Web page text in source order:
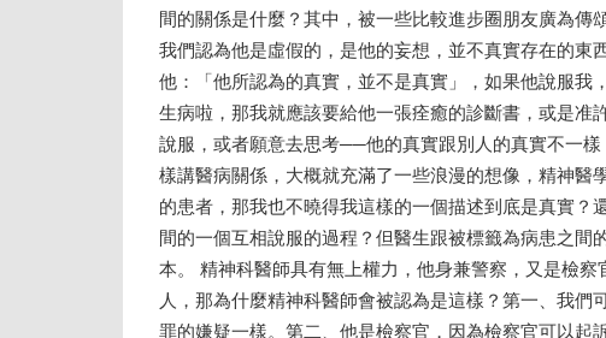
間的關係是什麼？其中，被一些比較進步圈朋友廣為傳
我們認為他是虛假的，是他的妄想，並不真實存在的
他：「他所認為的真實，並不是真實」，如果他說服
生病啦，那我就應該要給他一張痊癒的診斷書，或是
說服，或者願意去思考──他的真實跟別人的真實不一
樣講醫病關係，大概就充滿了一些浪漫的想像，精神
的患者，那我也不曉得我這樣的一個描述到底是真實
間的一個互相說服的過程？但醫生跟被標籤為病患之
本。 精神科醫師具有無上權力，他身兼警察，又是檢
人，那為什麼精神科醫師會被認為是這樣？第一、我
罪的嫌疑一樣。第二、他是檢察官，因為檢察官可以